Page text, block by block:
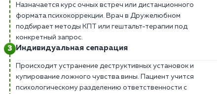
Назначается курс очных встреч или дистанционного
формата психокоррекции. Врач в Дружелюбном
подбирает методы КПТ или гештальт-терапии под
конкретный запрос.
Индивидуальная сепарация
Происходит устранение деструктивных установок и
купирование ложного чувства вины. Пациент учится
психологическому разделению ответственности с